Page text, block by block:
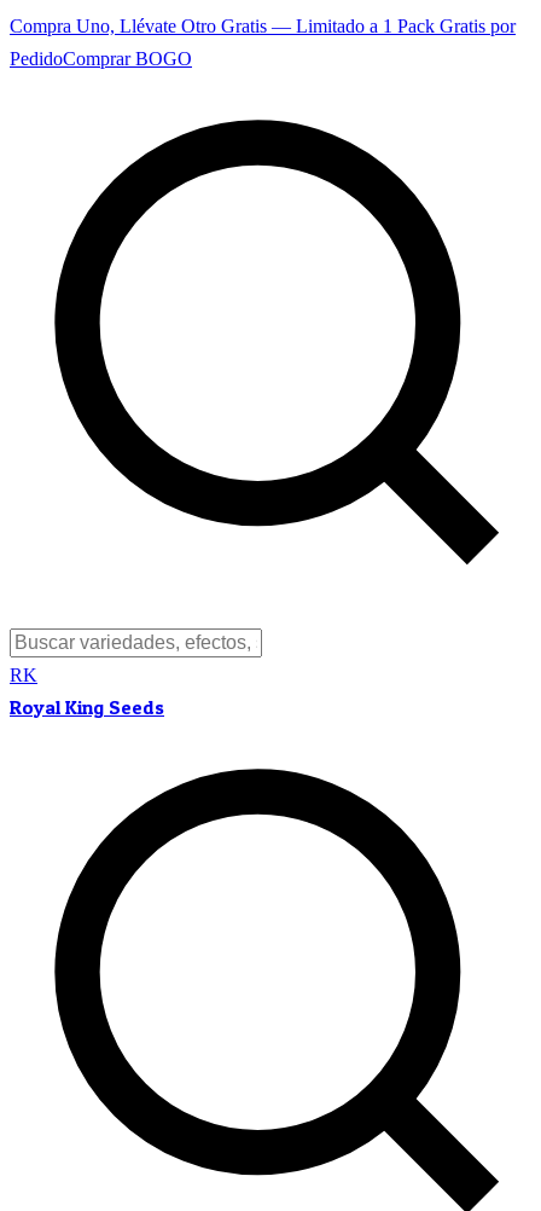
Compra Uno, Llévate Otro Gratis — Limitado a 1 Pack Gratis por
PedidoComprar BOGO
RK
Royal King Seeds